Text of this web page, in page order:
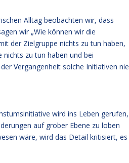
Alltag beobachten wir, dass
wir „Wie können wir die
der Zielgruppe nichts zu tun haben,
zu tun haben und bei
Vergangenheit solche Initiativen nie
wird ins Leben gerufen,
auf grober Ebene zu loben
wäre, wird das Detail kritisiert, es